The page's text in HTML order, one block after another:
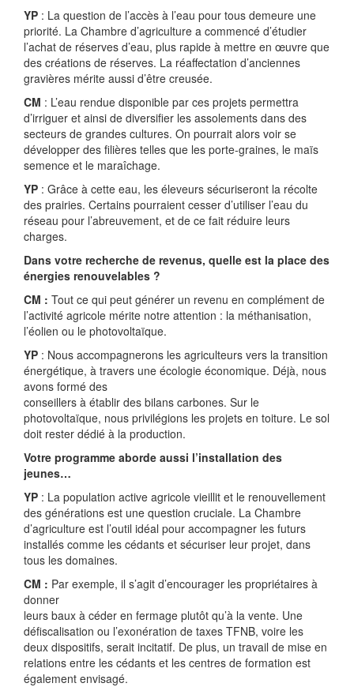
YP : La question de l’accès à l’eau pour tous demeure une
priorité. La Chambre d’agriculture a commencé d’étudier
l’achat de réserves d’eau, plus rapide à mettre en œuvre que
des créations de réserves. La réaffectation d’anciennes
gravières mérite aussi d’être creusée.
CM : L’eau rendue disponible par ces projets permettra
d’irriguer et ainsi de diversifier les assolements dans des
secteurs de grandes cultures. On pourrait alors voir se
développer des filières telles que les porte-graines, le maïs
semence et le maraîchage.
YP : Grâce à cette eau, les éleveurs sécuriseront la récolte
des prairies. Certains pourraient cesser d’utiliser l’eau du
réseau pour l’abreuvement, et de ce fait réduire leurs
charges.
Dans votre recherche de revenus, quelle est la place des
énergies renouvelables ?
CM : Tout ce qui peut générer un revenu en complément de
l’activité agricole mérite notre attention : la méthanisation,
l’éolien ou le photovoltaïque.
YP : Nous accompagnerons les agriculteurs vers la transition
énergétique, à travers une écologie économique. Déjà, nous
avons formé des
conseillers à établir des bilans carbones. Sur le
photovoltaïque, nous privilégions les projets en toiture. Le sol
doit rester dédié à la production.
Votre programme aborde aussi l’installation des
jeunes…
YP : La population active agricole vieillit et le renouvellement
des générations est une question cruciale. La Chambre
d’agriculture est l’outil idéal pour accompagner les futurs
installés comme les cédants et sécuriser leur projet, dans
tous les domaines.
CM : Par exemple, il s’agit d’encourager les propriétaires à
donner
leurs baux à céder en fermage plutôt qu’à la vente. Une
défiscalisation ou l’exonération de taxes TFNB, voire les
deux dispositifs, serait incitatif. De plus, un travail de mise en
relations entre les cédants et les centres de formation est
également envisagé.